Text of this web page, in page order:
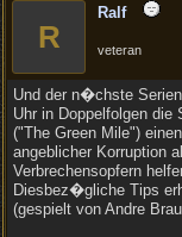
R
Ralf
veteran
Und der n�chste
Uhr in Doppelfolgen
("The Green Mile")
angeblicher Korruption
Verbrechensopfern
Diesbez�gliche Tips
(gespielt von Andre